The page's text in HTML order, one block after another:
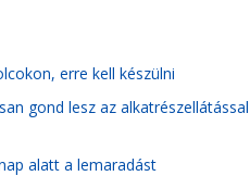
erre kell készülni
gond lesz az
alatt a lemaradást